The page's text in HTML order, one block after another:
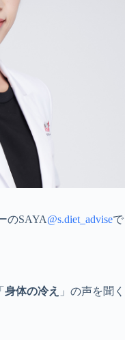
のSAYA@s.diet_adviseで
身体の冷え 」の声を聞く